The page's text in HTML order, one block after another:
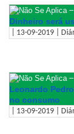
–
Dinheiro será
| 13-09-2019 |
–
Leonardo
no consumo
| 13-09-2019 |